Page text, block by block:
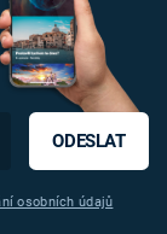
ODESLAT
osobních údajů